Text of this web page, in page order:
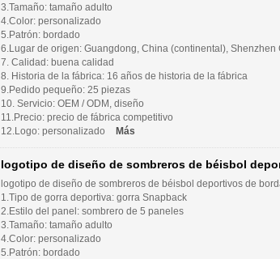
3.Tamaño: tamaño adulto
4.Color: personalizado
5.Patrón: bordado
6.Lugar de origen: Guangdong, China (continental), Shenzhen
7. Calidad: buena calidad
8. Historia de la fábrica: 16 años de historia de la fábrica
9.Pedido pequeño: 25 piezas
10. Servicio: OEM / ODM, diseño
11.Precio: precio de fábrica competitivo
12.Logo: personalizado
Más
logotipo de diseño de sombreros de béisbol
logotipo de diseño de sombreros de béisbol deportivos de
1.Tipo de gorra deportiva: gorra Snapback
2.Estilo del panel: sombrero de 5 paneles
3.Tamaño: tamaño adulto
4.Color: personalizado
5.Patrón: bordado